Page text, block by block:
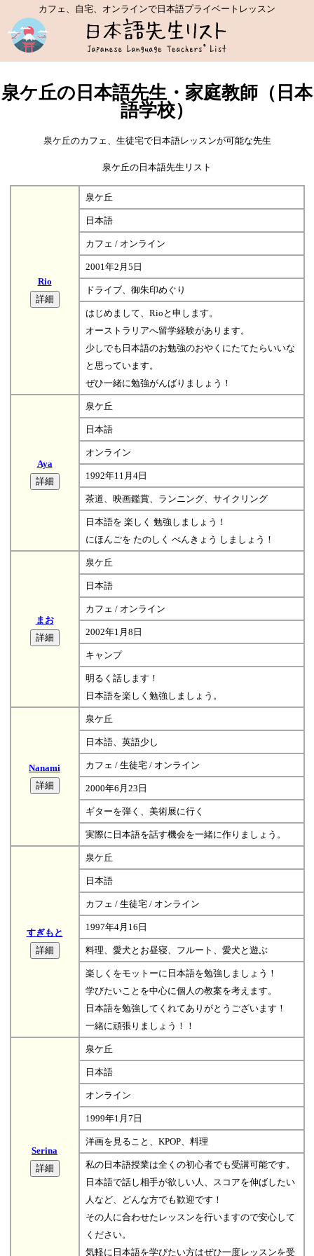
カフェ、自宅、オンラインで日本語プライベートレッスン
泉ケ丘の日本語先生・家庭教師（日本
語学校）
泉ケ丘のカフェ、生徒宅で日本語レッスンが可能な先生
泉ケ丘の日本語先生リスト
Rio
泉ケ丘
日本語
カフェ / オンライン
2001年2月5日
ドライブ、御朱印めぐり
はじめまして、Rioと申します。
オーストラリアへ留学経験があります。
少しでも日本語のお勉強のおやくにたてたらいいな
と思っています。
ぜひ一緒に勉強がんばりましょう！
Aya
泉ケ丘
日本語
オンライン
1992年11月4日
茶道、映画鑑賞、ランニング、サイクリング
日本語を 楽しく 勉強しましょう！
にほんごを たのしく べんきょう しましょう！
まお
泉ケ丘
日本語
カフェ / オンライン
2002年1月8日
キャンプ
明るく話します！
日本語を楽しく勉強しましょう。
Nanami
泉ケ丘
日本語、英語少し
カフェ / 生徒宅 / オンライン
2000年6月23日
ギターを弾く、美術展に行く
実際に日本語を話す機会を一緒に作りましょう。
すぎもと
泉ケ丘
日本語
カフェ / 生徒宅 / オンライン
1997年4月16日
料理、愛犬とお昼寝、フルート、愛犬と遊ぶ
楽しくをモットーに日本語を勉強しましょう！
学びたいことを中心に個人の教案を考えます。
日本語を勉強してくれてありがとうございます！
一緒に頑張りましょう！！
Serina
泉ケ丘
日本語
オンライン
1999年1月7日
洋画を見ること、KPOP、料理
私の日本語授業は全くの初心者でも受講可能です。
日本語で話し相手が欲しい人、スコアを伸ばしたい
人など、どんな方でも歓迎です！
その人に合わせたレッスンを行いますので安心して
ください。
気軽に日本語を学びたい方はぜひ一度レッスンを受